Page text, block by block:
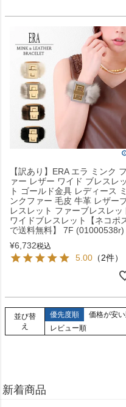
【訳あり】ERA エラ ミンク フ
ァー レザー ワイド ブレスレッ
ト ゴールド金具 レディース ミ
ンクファー 毛皮 牛革 レザー
レスレット ファーブレスレッ
ワイドブレスレット【ネコポ
で送料無料】 7F (01000538r)
¥6,732税込
5.00 （2件）
並び替
え
優先度順 価格が安
レビュー順
新着商品